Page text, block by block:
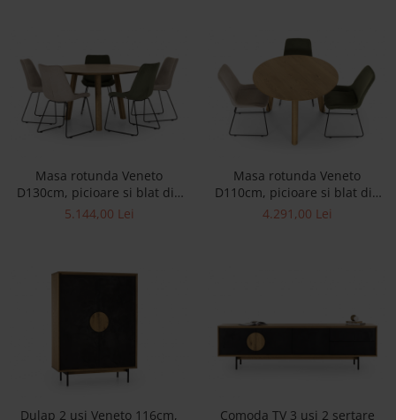
Saltele
Perne si Pilote
Masa rotunda Veneto
D130cm, picioare si blat din
lemn masiv de stejar, multiple
5.144,00 Lei
Masa rotunda Veneto
D110cm, picioare si blat din
lemn masiv de stejar, multiple
4.291,00 Lei
Dulap 2 usi Veneto 116cm,
Comoda TV 3 usi 2 sertare